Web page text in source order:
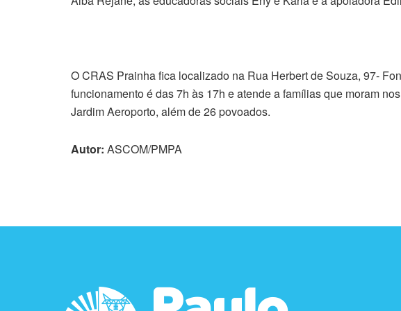
O CRAS Prainha fica localizado na Rua Herbert de Souza, 97-
funcionamento é das 7h às 17h e atende a famílias que moram
Jardim Aeroporto, além de 26 povoados.
Autor: ASCOM/PMPA